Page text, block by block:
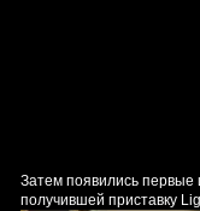
Затем появились первые
получившей приставку